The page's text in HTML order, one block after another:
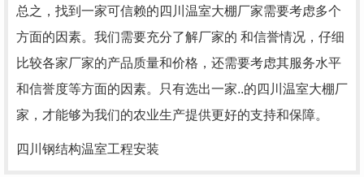
总之，找到一家可信赖的四川温室大棚厂家需要考虑多个
方面的因素。我们需要充分了解厂家的 和信誉情况，仔细
比较各家厂家的产品质量和价格，还需要考虑其服务水平
和信誉度等方面的因素。只有选出一家..的四川温室大棚厂
家，才能够为我们的农业生产提供更好的支持和保障。
四川钢结构温室工程安装